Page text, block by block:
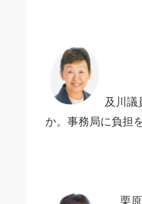
及川議
か。事務局に負担
栗